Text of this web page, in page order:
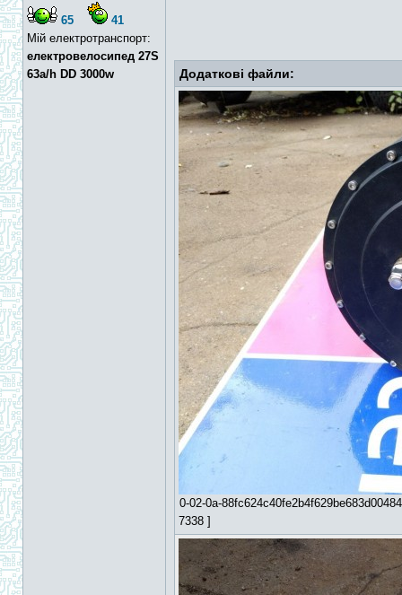
65
41
Мій електротранспорт:
електровелосипед 27S
63a/h DD 3000w
Додаткові файли:
0-02-0a-
7338 ]